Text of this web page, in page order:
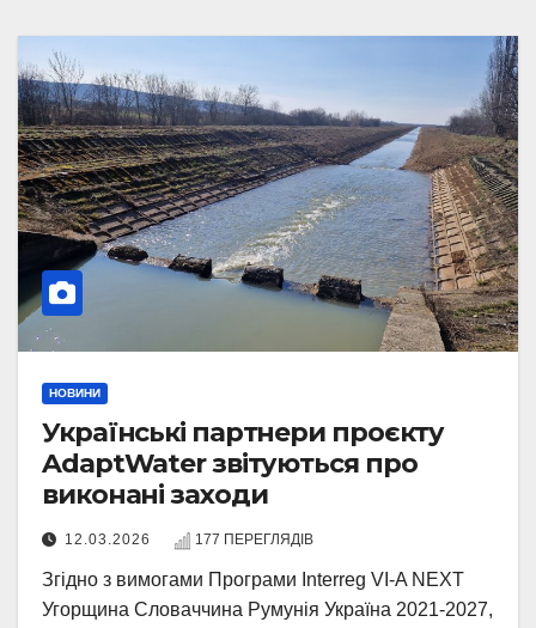
НОВИНИ
Українські партнери проєкту
AdaptWater звітуються про
виконані заходи
12.03.2026 177 ПЕРЕГЛЯДІВ
Згідно з вимогами Програми Interreg VI-A NEXT
Угорщина Словаччина Румунія Україна 2021-2027,